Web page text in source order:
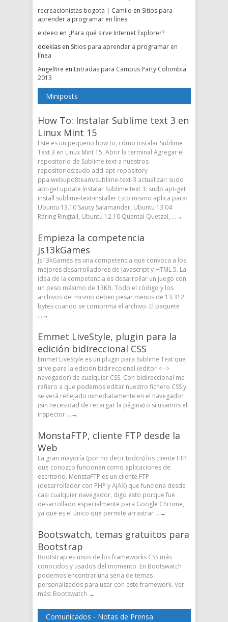
recreacionistas bogota | Camilo en Sitios para
aprender a programar en línea
eldeeo en ¿Para qué sirve Internet Explorer?
odeklas en Sitios para aprender a programar en
línea
Angelfire en Entradas para Campus Party Colombia
2013
Miniposts
How To: Instalar Sublime text 3 en
Linux Mint 15
Este es un pequeño how to, cómo instalar Sublime
Text 3 en Linux Mint 15. Abrir la terminal Agregar el
repositorio de Sublime text a nuestros
repositorios:sudo add-apt-repository
ppa:webupd8team/sublime-text-3 actualizar: sudo
apt-get update Instalar Sublime text 3: sudo apt-get
install sublime-text-installer Esto mismo aplica para:
Ubuntu 13.10 Saucy Salamander, Ubuntu 13.04
Raring Ringtail, Ubuntu 12.10 Quantal Quetzal, ...→
Empieza la competencia
js13kGames
Js13kGames es una competencia que convoca a los
mejores desarrolladores de Javascript y HTML 5. La
idea de la competencia es desarrollar un juego con
un peso máximo de 13KB. Todo el código y los
archivos del mismo deben pesar menos de 13.312
bytes cuando se comprima el archivo. El paquete
...→
Emmet LiveStyle, plugin para la
edición bidireccional CSS
Emmet LiveStyle es un plugin para Sublime Text que
sirve para la edición bidireccional (editor <-->
navegador) de cualquier CSS. Con bidireccional me
refiero a que podemos editar nuestro fichero CSS y
se verá reflejado inmediatamente en el navegador
(sin necesidad de recargar la página) o si usamos el
inspector ...→
MonstaFTP, cliente FTP desde la
Web
La gran mayoría (por no decir todos) los cliente FTP
que conozco funcionan como aplicaciones de
escritorio. MonstaFTP es un cliente FTP
(desarrollador con PHP y AJAX) que funciona desde
casi cualquier navegador, digo esto porque fue
desarrollado especialmente para Google Chrome,
ya que es el único que permite arrastrar ...→
Bootswatch, temas gratuitos para
Bootstrap
Bootstrap es unos de los frameworks CSS más
conocidos y usados del momento. En Bootswatch
podemos encontrar una seria de temas
personalizados para usar con este framework. Ver
más: Bootswatch →
Comunicados - Notas de Prensa